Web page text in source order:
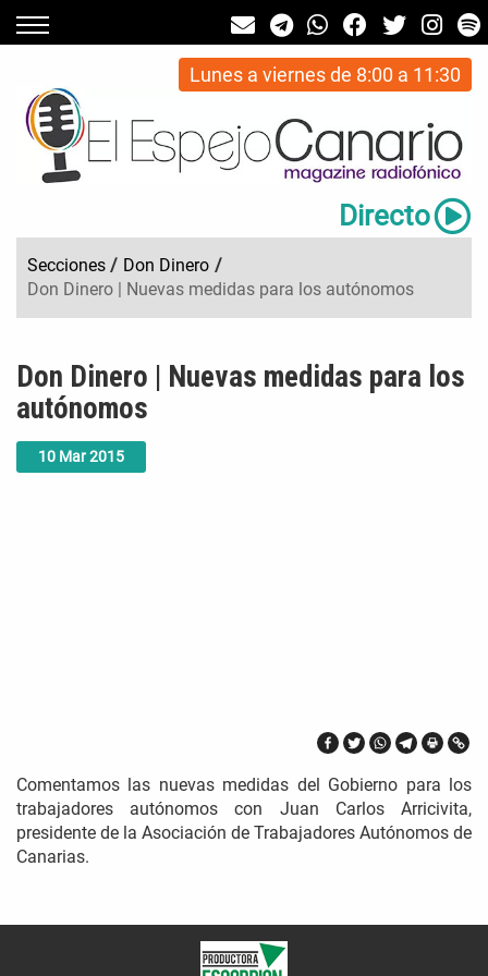
Lunes a viernes de 8:00 a 11:30
Directo
Secciones / Don Dinero /
Don Dinero | Nuevas medidas para los autónomos
10 Mar2015
Don Dinero | Nuevas medidas para los
autónomos
Comentamos las nuevas medidas del Gobierno para los
trabajadores autónomos con Juan Carlos Arricivita,
presidente de la Asociación de Trabajadores Autónomos de
Canarias.